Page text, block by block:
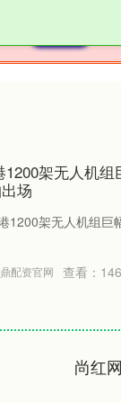
架无人机组
场
1200架无人机组巨
配资官网 查看： 146
尚红